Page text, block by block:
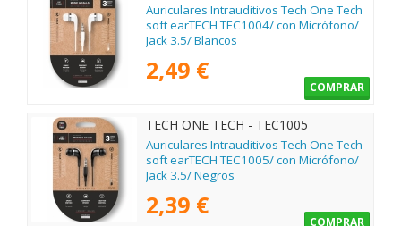
Auriculares Intrauditivos Tech One Tech
soft earTECH TEC1004/ con Micrófono/
Jack 3.5/ Blancos
2,49 €
COMPRAR
TECH ONE TECH - TEC1005
Auriculares Intrauditivos Tech One Tech
soft earTECH TEC1005/ con Micrófono/
Jack 3.5/ Negros
2,39 €
COMPRAR